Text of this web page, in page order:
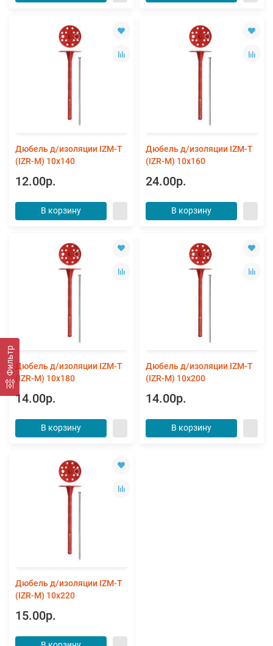
Фильтр
Дюбель д/изоляции IZM-T
(IZR-M) 10х140
12.00р.
В корзину
Дюбель д/изоляции IZM-T
(IZR-M) 10х160
24.00р.
В корзину
Дюбель д/изоляции IZM-T
(IZR-M) 10х180
14.00р.
В корзину
Дюбель д/изоляции IZM-T
(IZR-M) 10х200
14.00р.
В корзину
Дюбель д/изоляции IZM-T
(IZR-M) 10х220
15.00р.